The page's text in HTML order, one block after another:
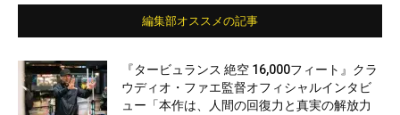
編集部オススメの記事
『タービュランス 絶空 16,000フィート』クラ
ウディオ・ファエ監督オフィシャルインタビ
ュー「本作は、人間の回復力と真実の解放力